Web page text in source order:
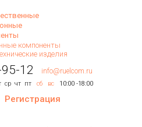
компоненты
изделия
12 info@ruelcom.ru
ср чт пт сб вс 10:00 -18:00
Регистрация